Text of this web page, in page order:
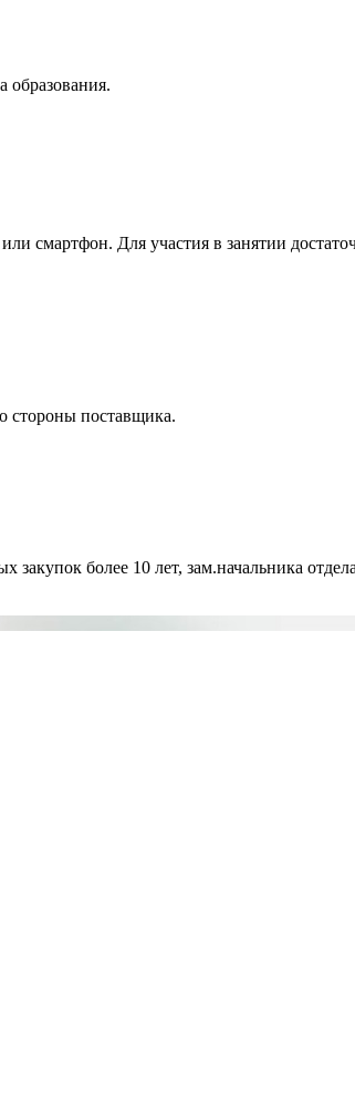
образования.
Для участия в занятии
стороны поставщика.
более 10 лет, зам.начальника